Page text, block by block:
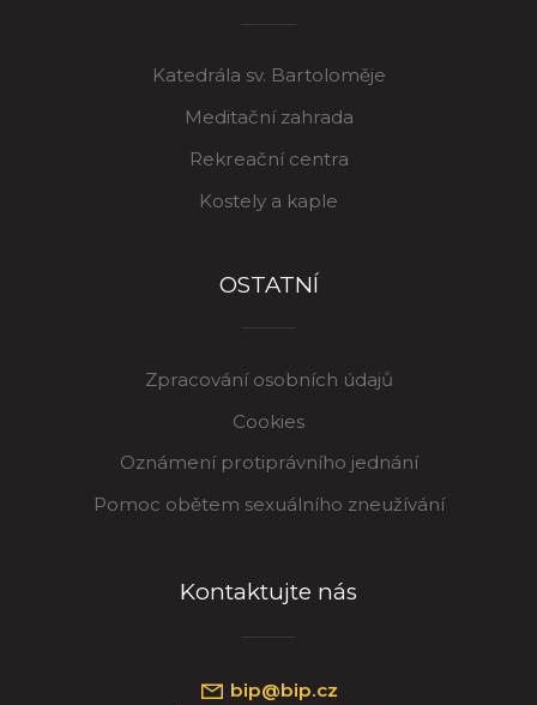
Katedrála sv. Bartoloměje
Meditační zahrada
Rekreační centra
Kostely a kaple
OSTATNÍ
Zpracování osobních údajů
Cookies
Oznámení protiprávního jednání
Pomoc obětem sexuálního zneužívání
Kontaktujte nás
bip@bip.cz